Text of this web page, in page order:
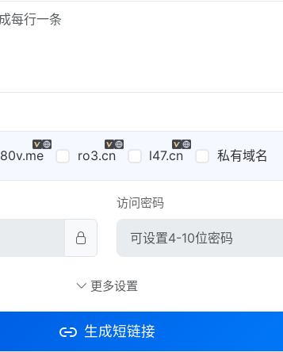
80v.me ro3.cn l47.cn 私有域名
访问密码
平台设置
iOS Android PC
更多设置
生成短链接